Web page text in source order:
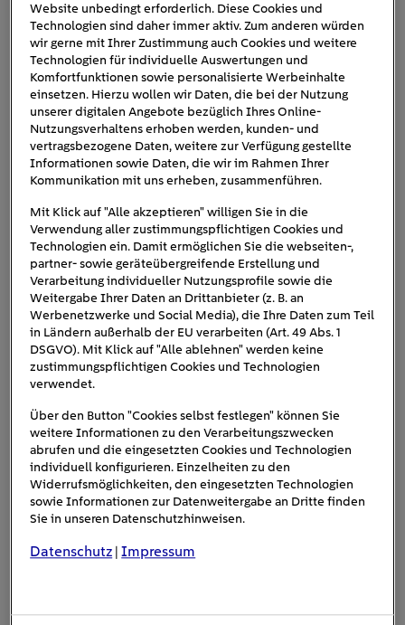
Generell benötigt eineWärmepumpenur wenig Platz
anders als bei einer Öl- oder Gasheizung ist auch ein
Schornstein (bzw. Stummelabzug bei Installation der
Gastherme unter dem Dach) nicht notwendig.
Welcher Platz konkret in Frage kommt, hängt zunächst von
der Art der Wärmequelle ab. Entscheidend ist ein
möglichst kurzer Zugangswegzur
Grundwasserwärmepumpe werden daher in der Regel
komplett im Inneren, fast ausschließlich im Keller (falls
vorhanden) und direkt neben Anschlüssen. Bei Luft-
Wasser-Wärmepumpen ist dagegen eine größere
Flexibilität möglich.
Website unbedingt erforderlich. Diese Cookies und
Technologien sind daher immer aktiv. Zum anderen würden
wir gerne mit Ihrer Zustimmung auch Cookies und weitere
Technologien für individuelle Auswertungen und
Komfortfunktionen sowie personalisierte Werbeinhalte
einsetzen. Hierzu wollen wir Daten, die bei der Nutzung
unserer digitalen Angebote bezüglich Ihres Online-
Nutzungsverhaltens erhoben werden, kunden- und
vertragsbezogene Daten, weitere zur Verfügung gestellte
Informationen sowie Daten, die wir im Rahmen Ihrer
Kommunikation mit uns erheben, zusammenführen.
Mit Klick auf "Alle akzeptieren" willigen Sie in die
Verwendung aller zustimmungspflichtigen Cookies und
Technologien ein. Damit ermöglichen Sie die webseiten-,
partner- sowie geräteübergreifende Erstellung und
Verarbeitung individueller Nutzungsprofile sowie die
Weitergabe Ihrer Daten an Drittanbieter (z. B. an
Werbenetzwerke und Social Media), die Ihre Daten zum Teil
in Ländern außerhalb der EU verarbeiten (Art. 49 Abs. 1
DSGVO). Mit Klick auf "Alle ablehnen" werden keine
zustimmungspflichtigen Cookies und Technologien
verwendet.
Über den Button "Cookies selbst festlegen" können Sie
weitere Informationen zu den Verarbeitungszwecken
abrufen und die eingesetzten Cookies und Technologien
individuell konfigurieren. Einzelheiten zu den
Widerrufsmöglichkeiten, den eingesetzten Technologien
sowie Informationen zur Datenweitergabe an Dritte finden
Sie in unseren Datenschutzhinweisen.
Datenschutz |Impressum